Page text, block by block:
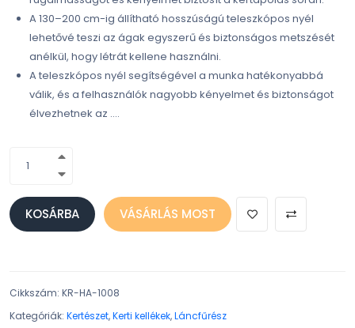
A 130–200 cm-ig állítható hosszúságú teleszkópos nyél
lehetővé teszi az ágak egyszerű és biztonságos metszését
anélkül, hogy létrát kellene használni.
A teleszkópos nyél segítségével a munka hatékonyabbá
válik, és a felhasználók nagyobb kényelmet és biztonságot
élvezhetnek az ….
KOSÁRBA VÁSÁRLÁS MOST
Cikkszám: KR-HA-1008
Kategóriák: Kertészet,Kerti kellékek,Láncfűrész